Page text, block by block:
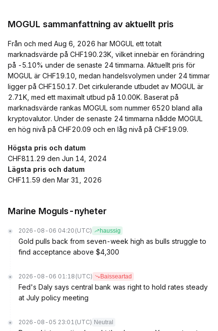
MOGUL sammanfattning av aktuellt pris
Från och med Aug 6, 2026 har MOGUL ett totalt
marknadsvärde på CHF190.23K, vilket innebär en förändring
på -5.10% under de senaste 24 timmarna. Aktuellt pris för
MOGUL är CHF19.10, medan handelsvolymen under 24 timmar
ligger på CHF150.17. Det cirkulerande utbudet av MOGUL är
2.71K, med ett maximalt utbud på 10.00K. Baserat på
marknadsvärde rankas MOGUL som nummer 6520 bland alla
kryptovalutor. Under de senaste 24 timmarna nådde MOGUL
en hög nivå på CHF20.09 och en låg nivå på CHF19.09.
Högsta pris och datum
CHF811.29 den Jun 14, 2024
Lägsta pris och datum
CHF11.59 den Mar 31, 2026
Marine Moguls-nyheter
2026-08-06 04:20 (UTC) haussig
Gold pulls back from seven-week high as bulls struggle to
find acceptance above $4,300
2026-08-06 01:18 (UTC) Baisseartad
Fed's Daly says central bank was right to hold rates steady
at July policy meeting
2026-08-05 23:01 (UTC) Neutral